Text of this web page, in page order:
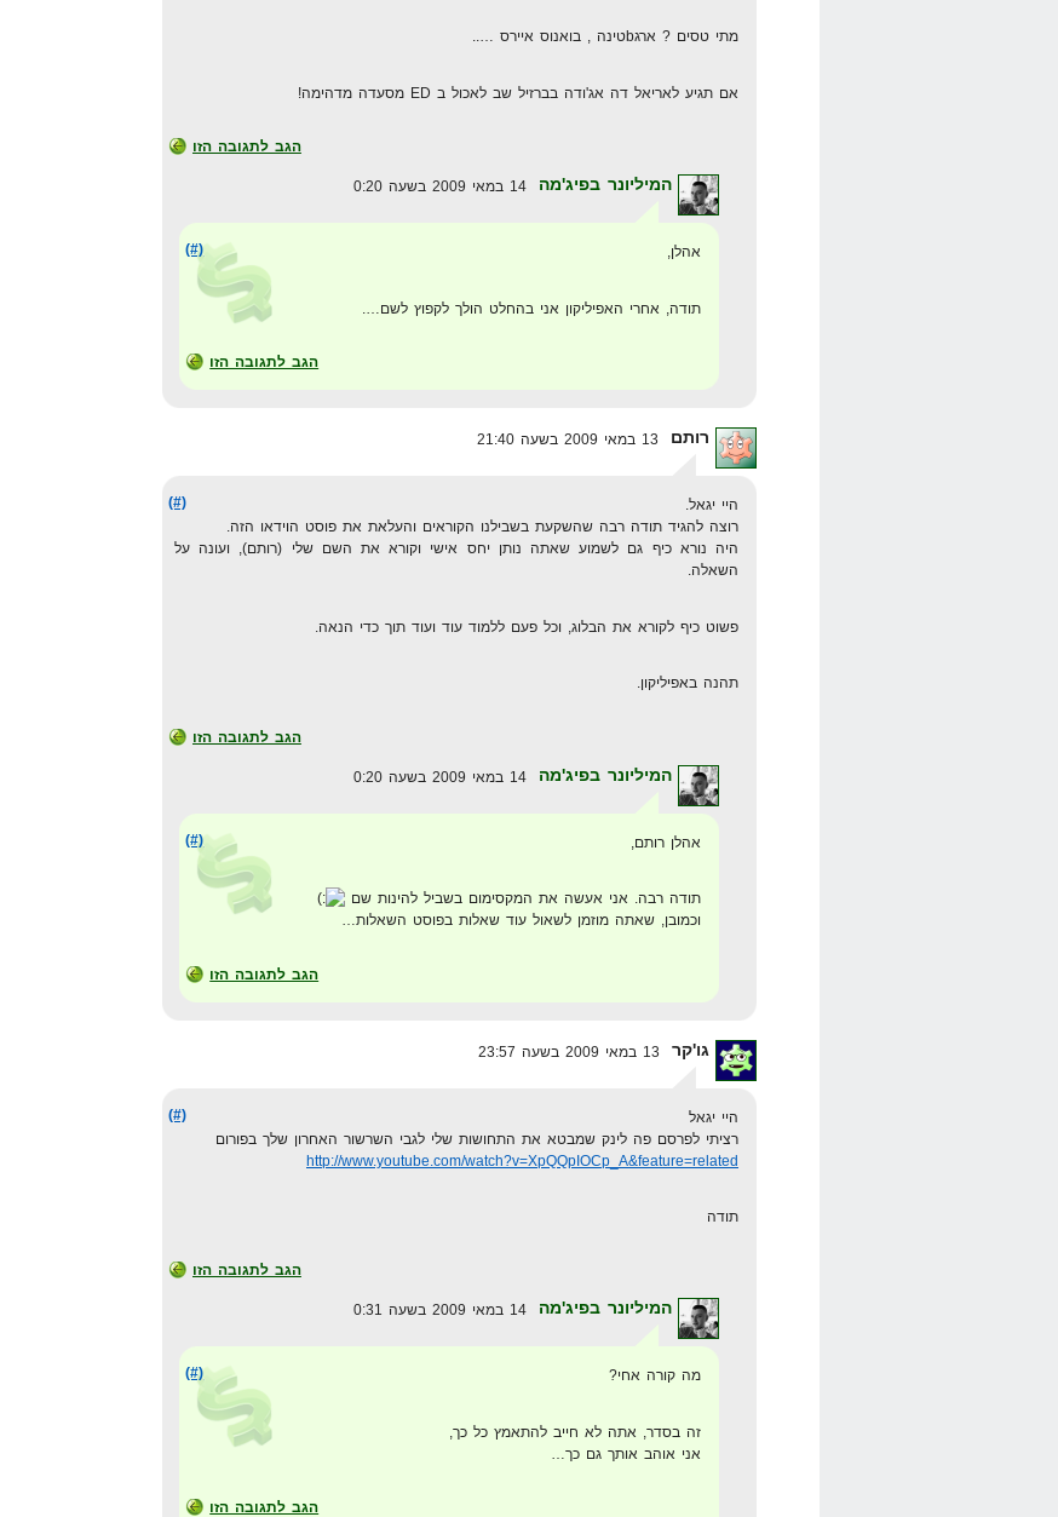
מתי טסים ? ארגbטינה , בואנוס איירס …..
אם תגיע לאריאל דה אג'ודה בברזיל שב לאכול ב ED מסעדה מדהימה!
הגב לתגובה הזו
המיליונר בפיג'מה
(#) אהלן,
תודה, אחרי האפיליקון אני בהחלט הולך לקפוץ לשם….
הגב לתגובה הזו
רותם
(#)
היי יגאל.
רוצה להגיד תודה רבה שהשקעת בשבילנו הקוראים והעלאת את פוסט הוידאו הזה.
היה נורא כיף גם לשמוע שאתה נותן יחס אישי וקורא את השם שלי (רותם), ועונה על
השאלה.
פשוט כיף לקורא את הבלוג, וכל פעם ללמוד עוד ועוד תוך כדי הנאה.
תהנה באפיליקון.
הגב לתגובה הזו
המיליונר בפיג'מה
(#) אהלן רותם,
תודה רבה. אני אעשה את המקסימום בשביל להינות שם
וכמובן, שאתה מוזמן לשאול עוד שאלות בפוסט השאלות…
הגב לתגובה הזו
גו'קר
(#)
היי יגאל
רציתי לפרסם פה לינק שמבטא את התחושות שלי לגבי השרשור האחרון שלך בפורום
http://www.youtube.com/watch?v=XpQQpIOCp_A&feature=related
תודה
הגב לתגובה הזו
המיליונר בפיג'מה
(#) מה קורה אחי?
זה בסדר, אתה לא חייב להתאמץ כל כך,
אני אוהב אותך גם כך…
הגב לתגובה הזו